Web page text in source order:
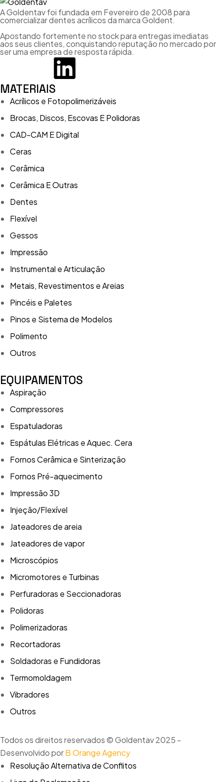
A Goldentav foi fundada em Fevereiro de 2008 para
comercializar dentes acrílicos da marca Goldent.
Apostando fortemente no stock para entregas imediatas
aos seus clientes, conquistando reputação no mercado por
ser uma empresa de resposta rápida.
MATERIAIS
Acrílicos e Fotopolimerizáveis
Brocas, Discos, Escovas E Polidoras
CAD-CAM E Digital
Ceras
Cerâmica
Cerâmica E Outras
Dentes
Flexível
Gessos
Impressão
Instrumental e Articulação
Metais, Revestimentos e Areias
Pincéis e Paletes
Pinos e Sistema de Modelos
Polimento
Outros
EQUIPAMENTOS
Aspiração
Compressores
Espatuladoras
Espátulas Elétricas e Aquec. Cera
Fornos Cerâmica e Sinterização
Fornos Pré-aquecimento
Impressão 3D
Injeção/Flexível
Jateadores de areia
Jateadores de vapor
Microscópios
Micromotores e Turbinas
Perfuradoras e Seccionadoras
Polidoras
Polimerizadoras
Recortadoras
Soldadoras e Fundidoras
Termomoldagem
Vibradores
Outros
Todos os direitos reservados © Goldentav 2025 -
Desenvolvido porB Orange Agency
Resolução Alternativa de Conflitos